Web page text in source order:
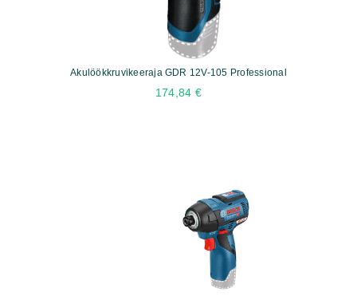
Akulöökkruvikeeraja GDR 12V-105 Professional
174,84 €